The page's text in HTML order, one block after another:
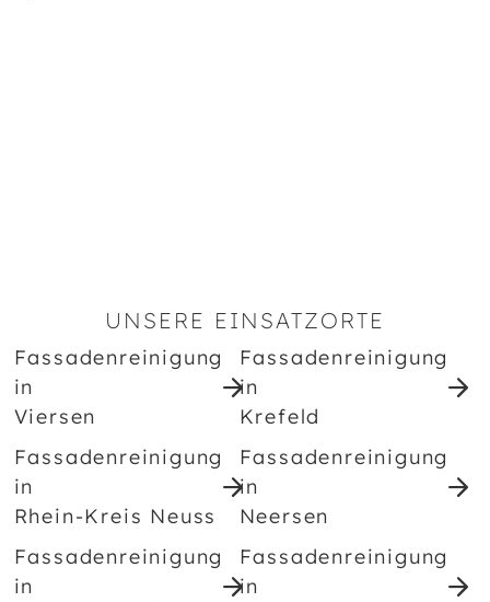
UNSERE EINSATZORTE
Fassadenreinigung
in
Viersen
Fassadenreinigung
in
Rhein-Kreis Neuss
Fassadenreinigung
in
Fassadenreinigung
in
Krefeld
Fassadenreinigung
in
Neersen
Fassadenreinigung
in